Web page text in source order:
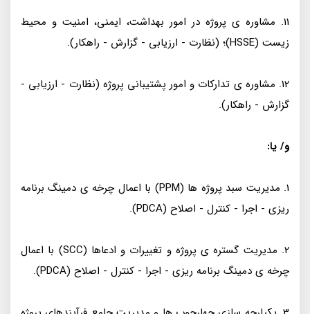
11. مشاوره ی پروژه در امور بهداشت، ایمنی، امنیت و محیط
زیست (HSSE)؛ (نظارت - ارزیابی - گزارش - راهکار).
12. مشاوره ی تدارکات و امور پشتیبانی پروژه (نظارت - ارزیابی -
گزارش - راهکار).
و/ یا:
1. مدیریت سبد پروژه ها (PPM) با اعمال چرخه ی دمینگ برنامه
ریزی - اجرا - کنترل - اصلاح (PDCA).
2. مدیریت گستره ی پروژه و تغییرات و ادعاها (SCC) با اعمال
چرخه ی دمینگ برنامه ریزی - اجرا - کنترل - اصلاح (PDCA).